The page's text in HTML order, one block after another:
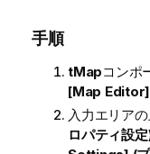
手順
tMapコンポ
[Map Editor]
入力エリア
ロパティ設